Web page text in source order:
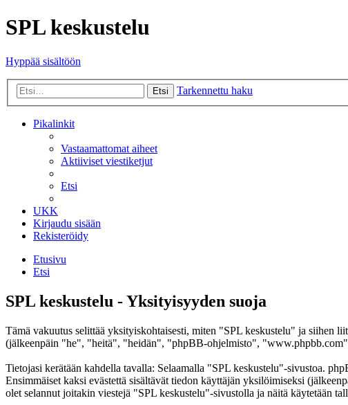
SPL keskustelu
Hyppää sisältöön
Etsi Tarkennettu haku
Pikalinkit
Vastaamattomat aiheet
Aktiiviset viestiketjut
Etsi
UKK
Kirjaudu sisään
Rekisteröidy
Etusivu
Etsi
SPL keskustelu - Yksityisyyden suoja
Tämä vakuutus selittää yksityiskohtaisesti, miten "SPL keskustelu" ja
(jälkeenpäin "he", "heitä", "heidän", "phpBB-ohjelmisto",
Tietojasi kerätään kahdella tavalla: Selaamalla "SPL keskustelu"-sivustoa.
Ensimmäiset kaksi evästettä sisältävät tiedon käyttäjän yksilöimiseksi
olet selannut joitakin viestejä "SPL keskustelu"-sivustolla ja näitä käytetään